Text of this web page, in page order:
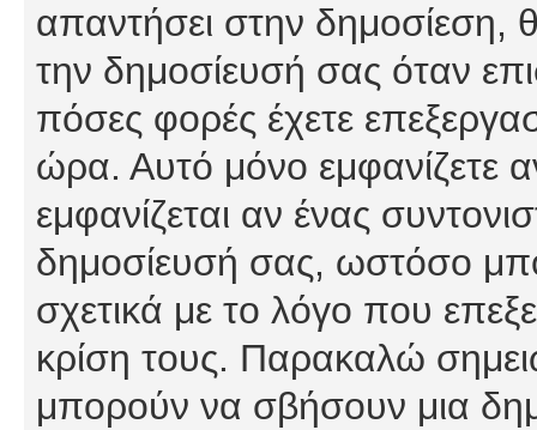
απαντήσει στην δημοσίεση,
την δημοσίευσή σας όταν
πόσες φορές έχετε
ώρα. Αυτό μόνο εμφανίζετε
εμφανίζεται αν ένας
δημοσίευσή σας, ωστόσο
σχετικά με το λόγο που
κρίση τους. Παρακαλώ
μπορούν να σβήσουν μια